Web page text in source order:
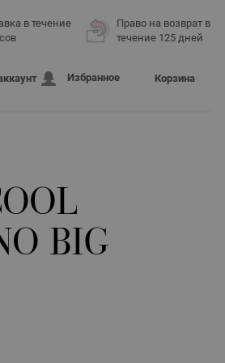
в течение
Право на возврат в
течение 125 дней
Избранное Корзина
BIG